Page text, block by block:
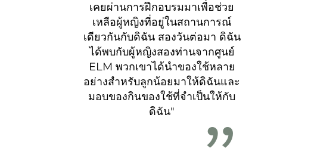
เคยผ่านการฝึกอบรมมาเพื่อช่วย
เหลือผู้หญิงที่อยู่ในสถานการณ์
เดียวกันกับดิฉัน สองวันต่อมา ดิฉัน
ได้พบกับผู้หญิงสองท่านจากศูนย์
ELM พวกเขาได้นำของใช้หลาย
อย่างสำหรับลูกน้อยมาให้ดิฉันและ
มอบของกินของใช้ที่จำเป็นให้กับ
ดิฉัน"